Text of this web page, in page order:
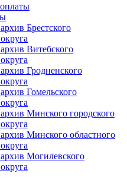
Брестского
Витебского
Гродненского
Гомельского
Минского городского
Минского областного
Могилевского